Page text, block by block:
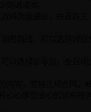
沟通成本。
择莞运通达，往返珠三
粤路线，可以选择对应
以选择豪车运，全封闭
内容，签好正规合同，
心心享受省心的运车服